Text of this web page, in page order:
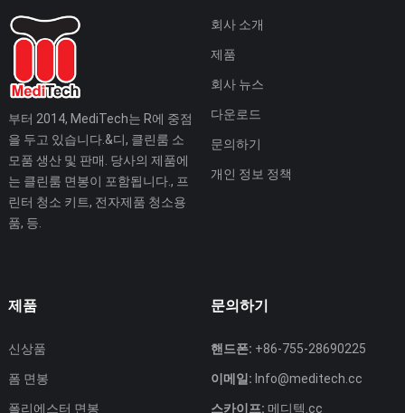
부터 2014, MediTech는 R에 중점
을 두고 있습니다.&디, 클린룸 소
모품 생산 및 판매. 당사의 제품에
는 클린룸 면봉이 포함됩니다., 프
린터 청소 키트, 전자제품 청소용
품, 등.
회사 소개
제품
회사 뉴스
다운로드
문의하기
개인 정보 정책
제품
신상품
폼 면봉
폴리에스터 면봉
문의하기
핸드폰: +86-755-28690225
이메일: Info@meditech.cc
스카이프: 메디텍.cc